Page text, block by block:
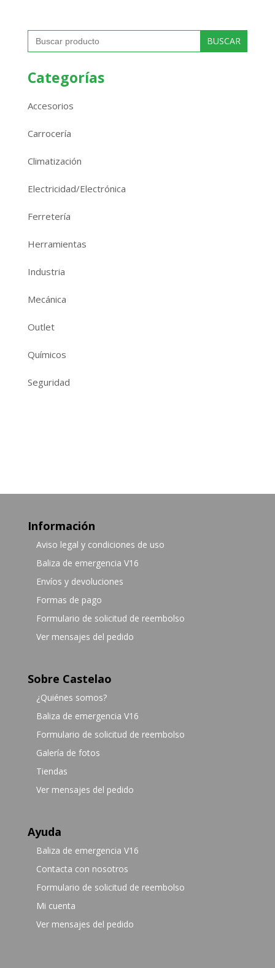
Buscar:
Categorías
Accesorios
Carrocería
Climatización
Electricidad/Electrónica
Ferretería
Herramientas
Industria
Mecánica
Outlet
Químicos
Seguridad
Información
Aviso legal y condiciones de uso
Baliza de emergencia V16
Envíos y devoluciones
Formas de pago
Formulario de solicitud de reembolso
Ver mensajes del pedido
Sobre Castelao
¿Quiénes somos?
Baliza de emergencia V16
Formulario de solicitud de reembolso
Galería de fotos
Tiendas
Ver mensajes del pedido
Ayuda
Baliza de emergencia V16
Contacta con nosotros
Formulario de solicitud de reembolso
Mi cuenta
Ver mensajes del pedido